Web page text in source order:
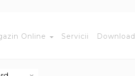
Online Servicii Download